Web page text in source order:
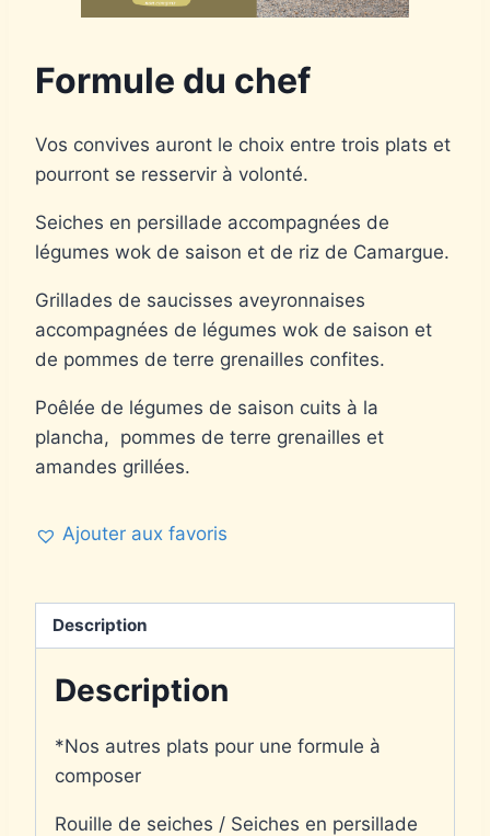
Formule du chef
Vos convives auront le choix entre trois plats et
pourront se resservir à volonté.
Seiches en persillade accompagnées de
légumes wok de saison et de riz de Camargue.
Grillades de saucisses aveyronnaises
accompagnées de légumes wok de saison et
de pommes de terre grenailles confites.
Poêlée de légumes de saison cuits à la
plancha, pommes de terre grenailles et
amandes grillées.
Ajouter aux favoris
Description
Description
*Nos autres plats pour une formule à
composer
Rouille de seiches / Seiches en persillade